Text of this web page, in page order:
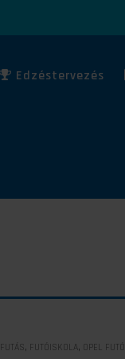
Edzéstervezés
FUTÁS, FUTÓISKOLA, OPEL